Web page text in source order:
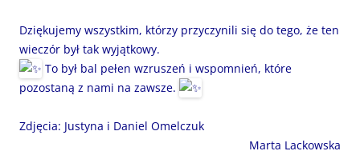
Dziękujemy wszystkim, którzy przyczynili się do tego, że ten
wieczór był tak wyjątkowy.
To był bal pełen wzruszeń i wspomnień, które
pozostaną z nami na zawsze.
Zdjęcia: Justyna i Daniel Omelczuk
Marta Lackowska